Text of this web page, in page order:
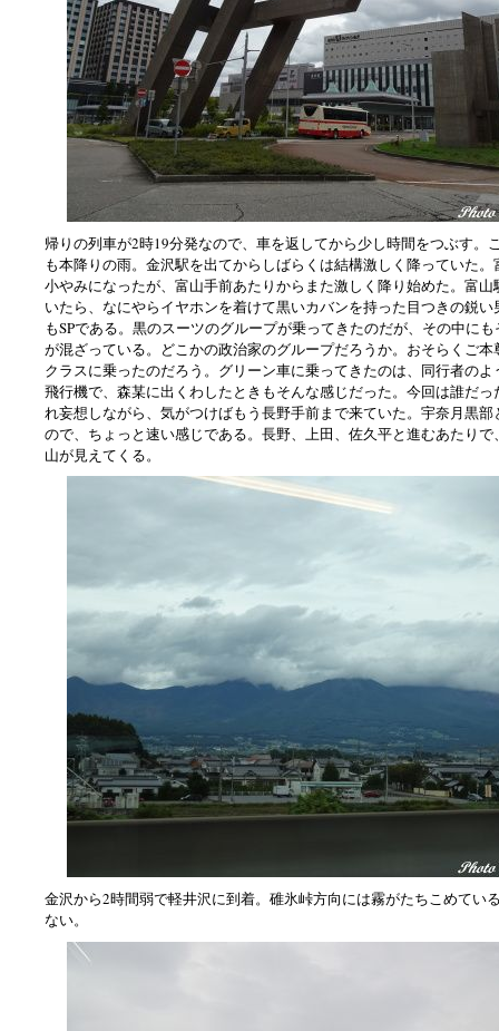
帰りの列車が2時19分発なので、車を返してから少し時間をつぶす。
も本降りの雨。金沢駅を出てからしばらくは結構激しく降っていた
小やみになったが、富山手前あたりからまた激しく降り始めた。富
いたら、なにやらイヤホンを着けて黒いカバンを持った目つきの鋭
もSPである。黒のスーツのグループが乗ってきたのだが、その中に
が混ざっている。どこかの政治家のグループだろうか。おそらくご
クラスに乗ったのだろう。グリーン車に乗ってきたのは、同行者の
飛行機で、森某に出くわしたときもそんな感じだった。今回は誰だ
れ妄想しながら、気がつけばもう長野手前まで来ていた。宇奈月黒
ので、ちょっと速い感じである。長野、上田、佐久平と進むあたり
山が見えてくる。
金沢から2時間弱で軽井沢に到着。碓氷峠方向には霧がたちこめてい
ない。